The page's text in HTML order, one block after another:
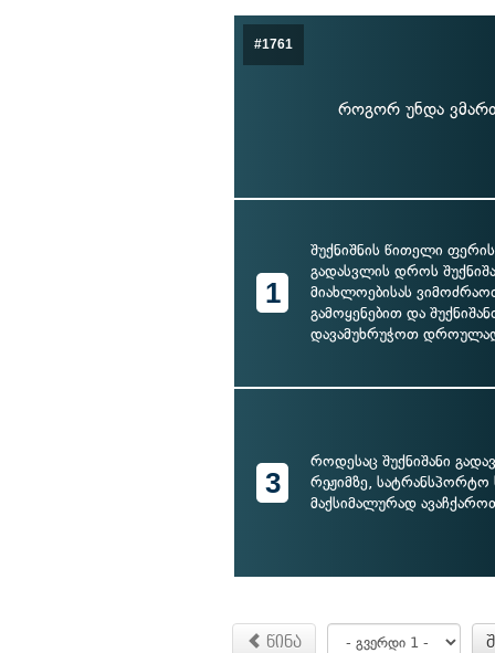
#1761
როგორ უნდა
1
შუქნიშნის წითელი
გადასვლის დროს
მიახლოებისას
გამოყენებით და
დავამუხრუჭოთ
3
როდესაც შუქნიშანი
რეჟიმზე, სატრანსპორტო
მაქსიმალურად
წინა